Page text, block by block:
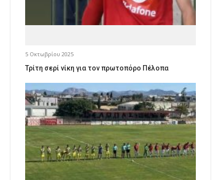
5 Οκτωβρίου 2025
Τρίτη σερί νίκη για τον πρωτοπόρο Πέλοπα